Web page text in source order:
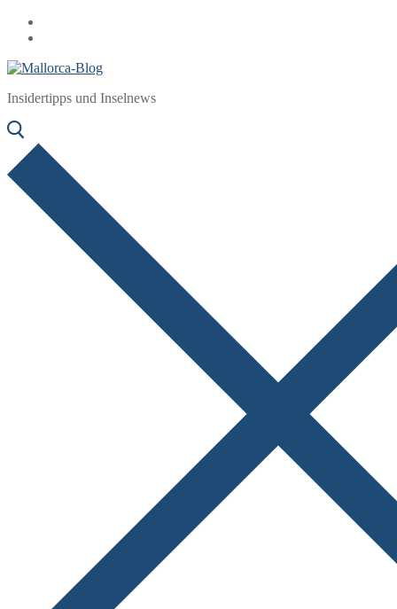
Zum
Inhalt
Menü
Schließen
Insidertipps und Inselnews